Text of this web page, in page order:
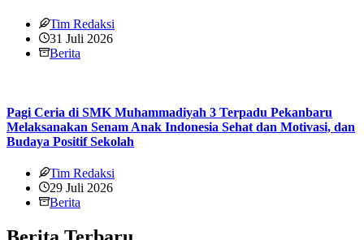
Tim Redaksi
31 Juli 2026
Berita
Pagi Ceria di SMK Muhammadiyah 3 Terpadu Pekanbaru
Melaksanakan Senam Anak Indonesia Sehat dan Motivasi, dan
Budaya Positif Sekolah
Tim Redaksi
29 Juli 2026
Berita